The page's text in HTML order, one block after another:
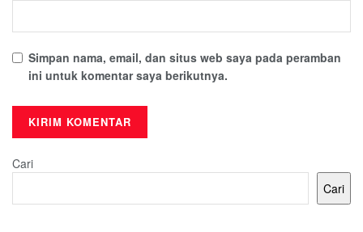
Simpan nama, email, dan situs web saya pada peramban
ini untuk komentar saya berikutnya.
Cari
Cari